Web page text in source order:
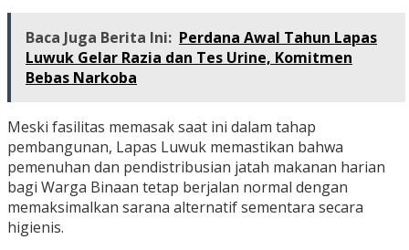
Baca Juga Berita Ini: Perdana Awal Tahun Lapas
Luwuk Gelar Razia dan Tes Urine, Komitmen
Bebas Narkoba
Meski fasilitas memasak saat ini dalam tahap
pembangunan, Lapas Luwuk memastikan bahwa
pemenuhan dan pendistribusian jatah makanan harian
bagi Warga Binaan tetap berjalan normal dengan
memaksimalkan sarana alternatif sementara secara
higienis.